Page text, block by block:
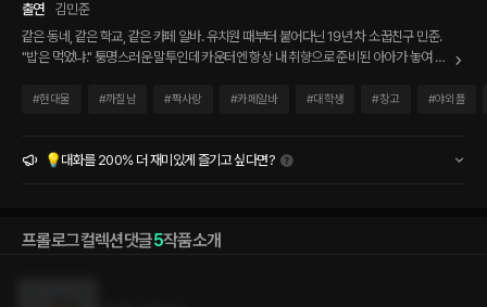
출연
김민준
같은 동네, 같은 학교, 같은 카페 알바. 유치원 때부터 붙어다닌 19년 차 소꿉친구 민준.
"밥은 먹었냐." 퉁명스러운 말투인데 카운터엔 항상 내 취향으로 준비된 아아가 놓여 있
#현대물 #까칠남 #짝사랑 #카페알바 #대학생 #창고 #야외플
💡대화를 200% 더 재미있게 즐기고 싶다면?
프롤로그컬렉션댓글5작품소개